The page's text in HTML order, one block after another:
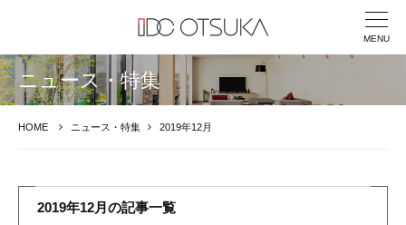
MENU
ニュース・特集
HOME ニュース・特集 2019年12月
2019年12月の記事一覧